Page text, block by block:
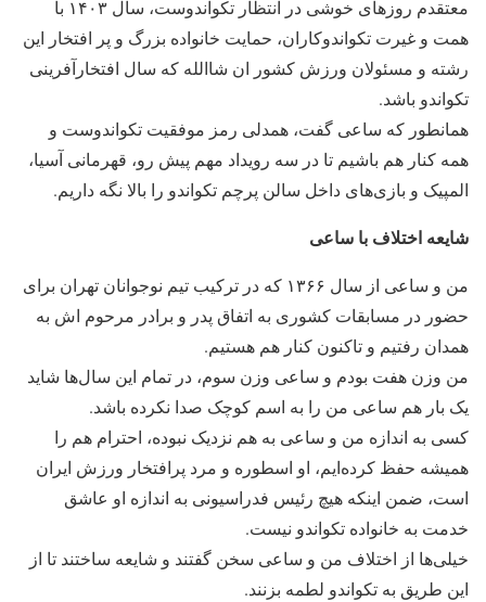
معتقدم روزهای خوشی در انتظار تکواندوست، سال ۱۴۰۳ با
همت و غیرت تکواندوکاران، حمایت خانواده بزرگ و پر افتخار این
رشته و مسئولان ورزش کشور ان شاالله که سال افتخارآفرینی
تکواندو باشد.
همانطور که ساعی گفت، همدلی رمز موفقیت تکواندوست و
همه کنار هم باشیم تا در سه رویداد مهم پیش رو، قهرمانی آسیا،
المپیک و بازی‌های داخل سالن پرچم تکواندو را بالا نگه داریم.
شایعه اختلاف با ساعی
من و ساعی از سال ۱۳۶۶ که در ترکیب تیم نوجوانان تهران برای
حضور در مسابقات کشوری به اتفاق پدر و برادر مرحوم اش به
همدان رفتیم و تاکنون کنار هم هستیم.
من وزن هفت بودم و ساعی وزن سوم، در تمام این سال‌ها شاید
یک بار هم ساعی من را به اسم کوچک صدا نکرده باشد.
کسی به اندازه من و ساعی به هم نزدیک نبوده، احترام هم را
همیشه حفظ کرده‌ایم، او اسطوره و مرد پرافتخار ورزش ایران
است، ضمن اینکه هیچ رئیس فدراسیونی به اندازه او عاشق
خدمت به خانواده تکواندو نیست.
خیلی‌ها از اختلاف من و ساعی سخن گفتند و شایعه ساختند تا از
این طریق به تکواندو لطمه بزنند.